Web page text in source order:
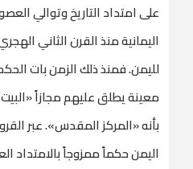
على امتداد التاريخ وتوالي
اليمانية منذ القرن الثاني
لليمن. فمنذ ذلك الزمن بات
معينة يطلق عليهم مجازاً
بأنه «المركز المقدس». عبر
اليمن حكماً ممزوجاً